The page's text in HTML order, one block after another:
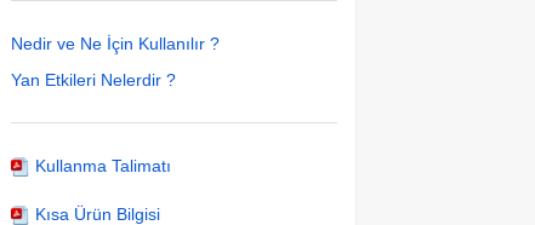
Nedir ve Ne İçin Kullanılır ?
Yan Etkileri Nelerdir ?
Kullanma Talimatı
Kısa Ürün Bilgisi